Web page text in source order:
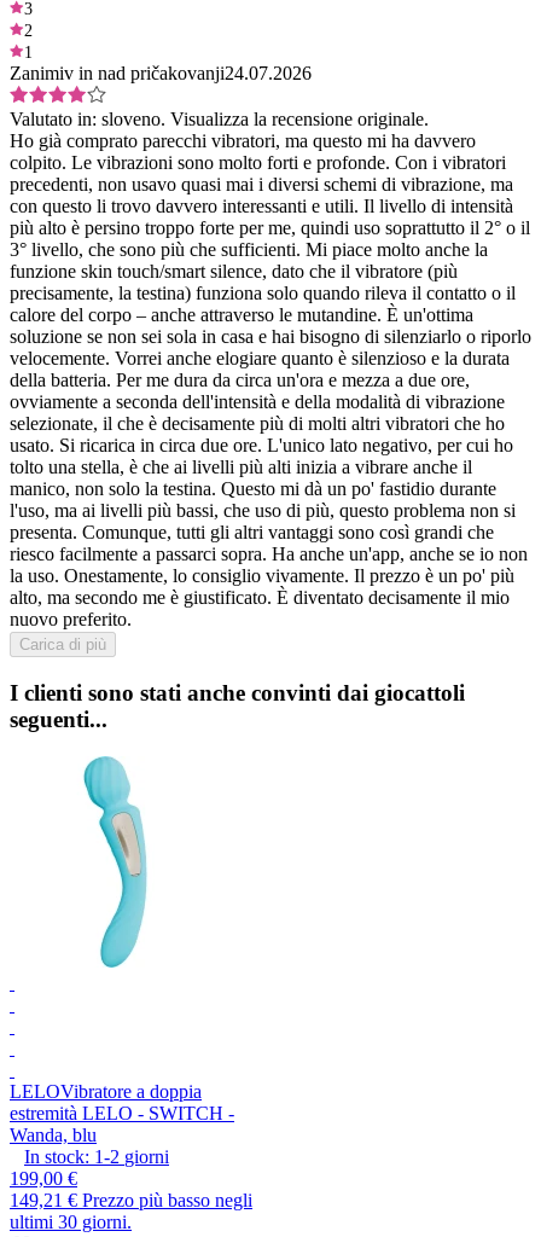
3
2
1
Zanimiv in nad pričakovanji24.07.2026
Valutato in: sloveno. Visualizza la recensione originale.
Ho già comprato parecchi vibratori, ma questo mi ha davvero
colpito. Le vibrazioni sono molto forti e profonde. Con i vibratori
precedenti, non usavo quasi mai i diversi schemi di vibrazione, ma
con questo li trovo davvero interessanti e utili. Il livello di intensità
più alto è persino troppo forte per me, quindi uso soprattutto il 2° o il
3° livello, che sono più che sufficienti. Mi piace molto anche la
funzione skin touch/smart silence, dato che il vibratore (più
precisamente, la testina) funziona solo quando rileva il contatto o il
calore del corpo – anche attraverso le mutandine. È un'ottima
soluzione se non sei sola in casa e hai bisogno di silenziarlo o riporlo
velocemente. Vorrei anche elogiare quanto è silenzioso e la durata
della batteria. Per me dura da circa un'ora e mezza a due ore,
ovviamente a seconda dell'intensità e della modalità di vibrazione
selezionate, il che è decisamente più di molti altri vibratori che ho
usato. Si ricarica in circa due ore. L'unico lato negativo, per cui ho
tolto una stella, è che ai livelli più alti inizia a vibrare anche il
manico, non solo la testina. Questo mi dà un po' fastidio durante
l'uso, ma ai livelli più bassi, che uso di più, questo problema non si
presenta. Comunque, tutti gli altri vantaggi sono così grandi che
riesco facilmente a passarci sopra. Ha anche un'app, anche se io non
la uso. Onestamente, lo consiglio vivamente. Il prezzo è un po' più
alto, ma secondo me è giustificato. È diventato decisamente il mio
nuovo preferito.
Carica di più
I clienti sono stati anche convinti dai giocattoli
seguenti...
LELOVibratore a doppia
estremità LELO - SWITCH -
Wanda, blu
In stock: 1-2 giorni
199,00 €
149,21 € Prezzo più basso negli
ultimi 30 giorni.